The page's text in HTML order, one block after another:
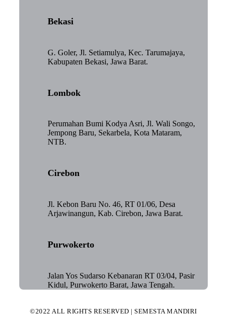
Bekasi
G. Goler, Jl. Setiamulya, Kec. Tarumajaya,
Kabupaten Bekasi, Jawa Barat.
Lombok
Perumahan Bumi Kodya Asri, Jl. Wali Songo,
Jempong Baru, Sekarbela, Kota Mataram,
NTB.
Cirebon
Jl. Kebon Baru No. 46, RT 01/06, Desa
Arjawinangun, Kab. Cirebon, Jawa Barat.
Purwokerto
Jalan Yos Sudarso Kebanaran RT 03/04, Pasir
Kidul, Purwokerto Barat, Jawa Tengah.
©2022 ALL RIGHTS RESERVED | SEMESTA MANDIRI